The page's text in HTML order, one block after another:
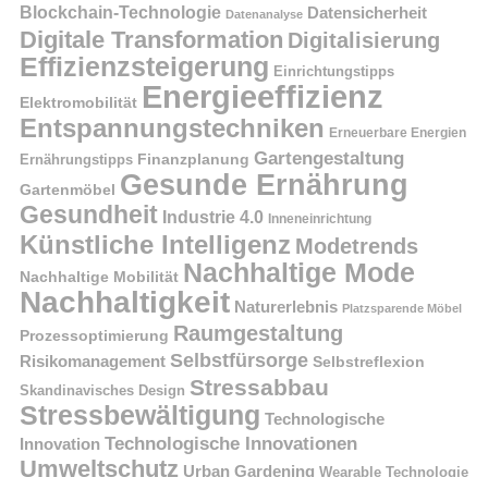
Blockchain-Technologie Datenanalyse Datensicherheit
Digitale Transformation Digitalisierung
Effizienzsteigerung Einrichtungstipps
Elektromobilität Energieeffizienz
Entspannungstechniken Erneuerbare Energien
Ernährungstipps Finanzplanung Gartengestaltung
Gartenmöbel Gesunde Ernährung
Gesundheit Industrie 4.0 Inneneinrichtung
Künstliche Intelligenz Modetrends
Nachhaltige Mobilität Nachhaltige Mode
Nachhaltigkeit Naturerlebnis Platzsparende Möbel
Prozessoptimierung Raumgestaltung
Risikomanagement Selbstfürsorge Selbstreflexion
Skandinavisches Design Stressabbau
Stressbewältigung Technologische
Innovation Technologische Innovationen
Umweltschutz Urban Gardening Wearable Technologie